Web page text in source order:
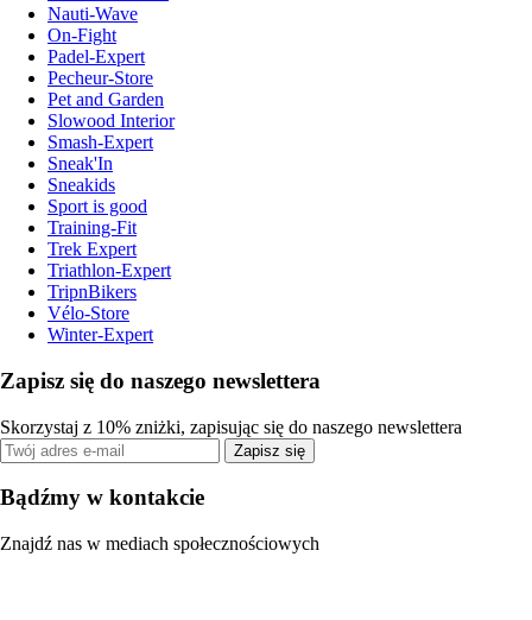
Nauti-Wave
On-Fight
Padel-Expert
Pecheur-Store
Pet and Garden
Slowood Interior
Smash-Expert
Sneak'In
Sneakids
Sport is good
Training-Fit
Trek Expert
Triathlon-Expert
TripnBikers
Vélo-Store
Winter-Expert
Zapisz się do naszego newslettera
Skorzystaj z 10% zniżki, zapisując się do naszego newslettera
Zapisz się
Bądźmy w kontakcie
Znajdź nas w mediach społecznościowych